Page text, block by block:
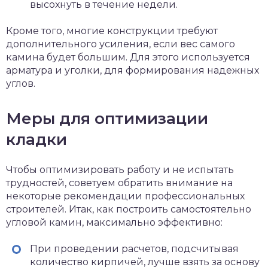
высохнуть в течение недели.
Кроме того, многие конструкции требуют
дополнительного усиления, если вес самого
камина будет большим. Для этого используется
арматура и уголки, для формирования надежных
углов.
Меры для оптимизации
кладки
Чтобы оптимизировать работу и не испытать
трудностей, советуем обратить внимание на
некоторые рекомендации профессиональных
строителей. Итак, как построить самостоятельно
угловой камин, максимально эффективно:
При проведении расчетов, подсчитывая
количество кирпичей, лучше взять за основу